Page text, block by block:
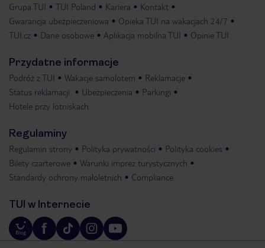
Grupa TUI TUI Poland Kariera
Kontakt
Gwarancja ubezpieczeniowa
Opieka TUI na wakacjach 24/7
TUI.cz
Dane osobowe Aplikacja mobilna TUI Opinie TUI
Przydatne informacje
Podróż z TUI Wakacje samolotem
Reklamacje
Status reklamacji
Ubezpieczenia
Parkingi
Hotele przy lotniskach
Regulaminy
Regulamin strony Polityka prywatności
Polityka cookies
Bilety czarterowe
Warunki imprez turystycznych
Standardy ochrony małoletnich
Compliance
TUI w Internecie